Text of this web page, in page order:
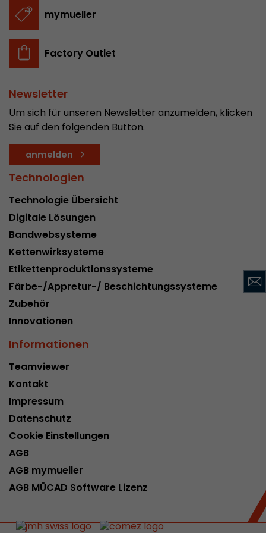
mymueller
Factory Outlet
Newsletter
Um sich für unseren Newsletter anzumelden, klicken
Sie auf den folgenden Button.
anmelden
Technologien
Technologie Übersicht
Digitale Lösungen
Bandwebsysteme
Kettenwirksysteme
Etikettenproduktionssysteme
Färbe-/Appretur-/ Beschichtungssysteme
Zubehör
Innovationen
Informationen
Teamviewer
Kontakt
Impressum
Datenschutz
Cookie Einstellungen
AGB
AGB mymueller
AGB MÜCAD Software Lizenz
Zweck
In diesem Cookie werden die
abgespeichert um Besucher zu tracken. In
des ersten Besuches, der Zeitpunkt zu
Besuch gestartet wird sowie die Anzahl aller
Name __utmb
Laufzeit 30 min
Zweck
abgelaufen ist und wie tief sich ein Besucher
bewegt. Es speichert die Anzahl von
eines Besuchers.
Name __utmc
Provider
Debugging und der Verwendung des neuen
Codes nicht berücksichtigt werden.
Name __utmz
Laufzeit 6 Monate